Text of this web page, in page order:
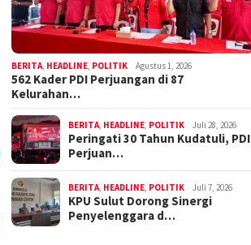
BERITA HEADLINE POLITIK Agustus 1, 2026
562 Kader PDI Perjuangan di 87
Kelurahan…
BERITA HEADLINE POLITIK Juli 28, 2026
Peringati 30 Tahun Kudatuli, PDI
Perjuan…
BERITA HEADLINE POLITIK Juli 7, 2026
KPU Sulut Dorong Sinergi
Penyelenggara d…